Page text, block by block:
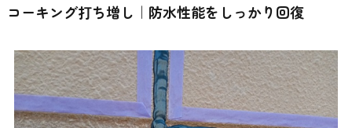
コーキング打ち増し｜防水性能をしっかり回復